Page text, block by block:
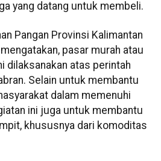
yang datang untuk membeli.
Pangan Provinsi Kalimantan
pasar murah atau
dilaksanakan atas perintah
Selain untuk membantu
dalam memenuhi
ini juga untuk membantu
khususnya dari komoditas